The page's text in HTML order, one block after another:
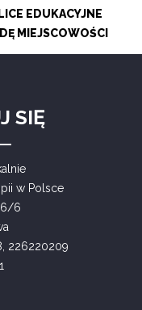
EDUKACYJNE
MIEJSCOWOŚCI
SIĘ
w Polsce
6/6
226220209